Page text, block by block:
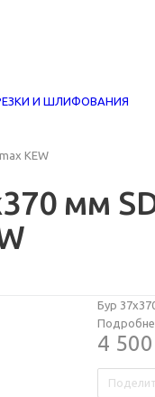
И ШЛИФОВАНИЯ
KEW
мм
Бур
4